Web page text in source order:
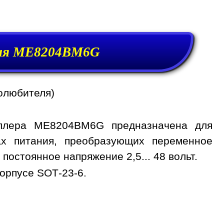
ME8204BM6G
ME8204BM6G предназначена для
питания, преобразующих переменное
напряжение 2,5... 48 вольт.
SOT-23-6.